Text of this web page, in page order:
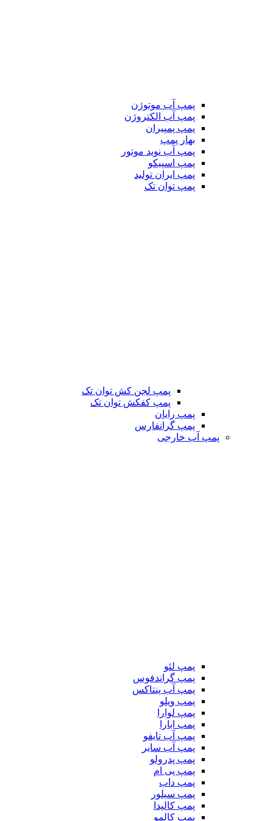
پمپ آب موتوژن
پمپ آب الکتروژن
پمپ پمپیران
بهار پمپ
پمپ آب نوید موتور
پمپ اسپیکو
پمپ ایران تولید
پمپ توان تک
پمپ لجن کش توان تک
پمپ کفکش توان تک
پمپ رایان
پمپ گرانفارس
پمپ آب خارجی
پمپ لئو
پمپ گراندفوس
پمپ آب پنتاکس
پمپ ویلو
پمپ لوارا
پمپ ابارا
پمپ آب تایفو
پمپ آب سایر
پمپ پدرولو
پمپ پی ام
پمپ داب
پمپ سیلور
پمپ کالپدا
پمپ کالمو